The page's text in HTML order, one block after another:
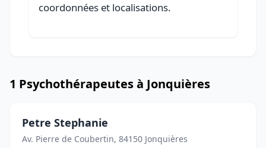
coordonnées et localisations.
1 Psychothérapeutes à Jonquières
Petre Stephanie
Av. Pierre de Coubertin, 84150 Jonquières